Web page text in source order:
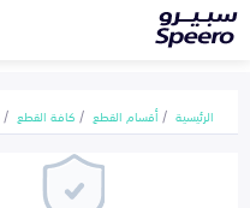
الرئيسية أقسام القطع كافة القطع